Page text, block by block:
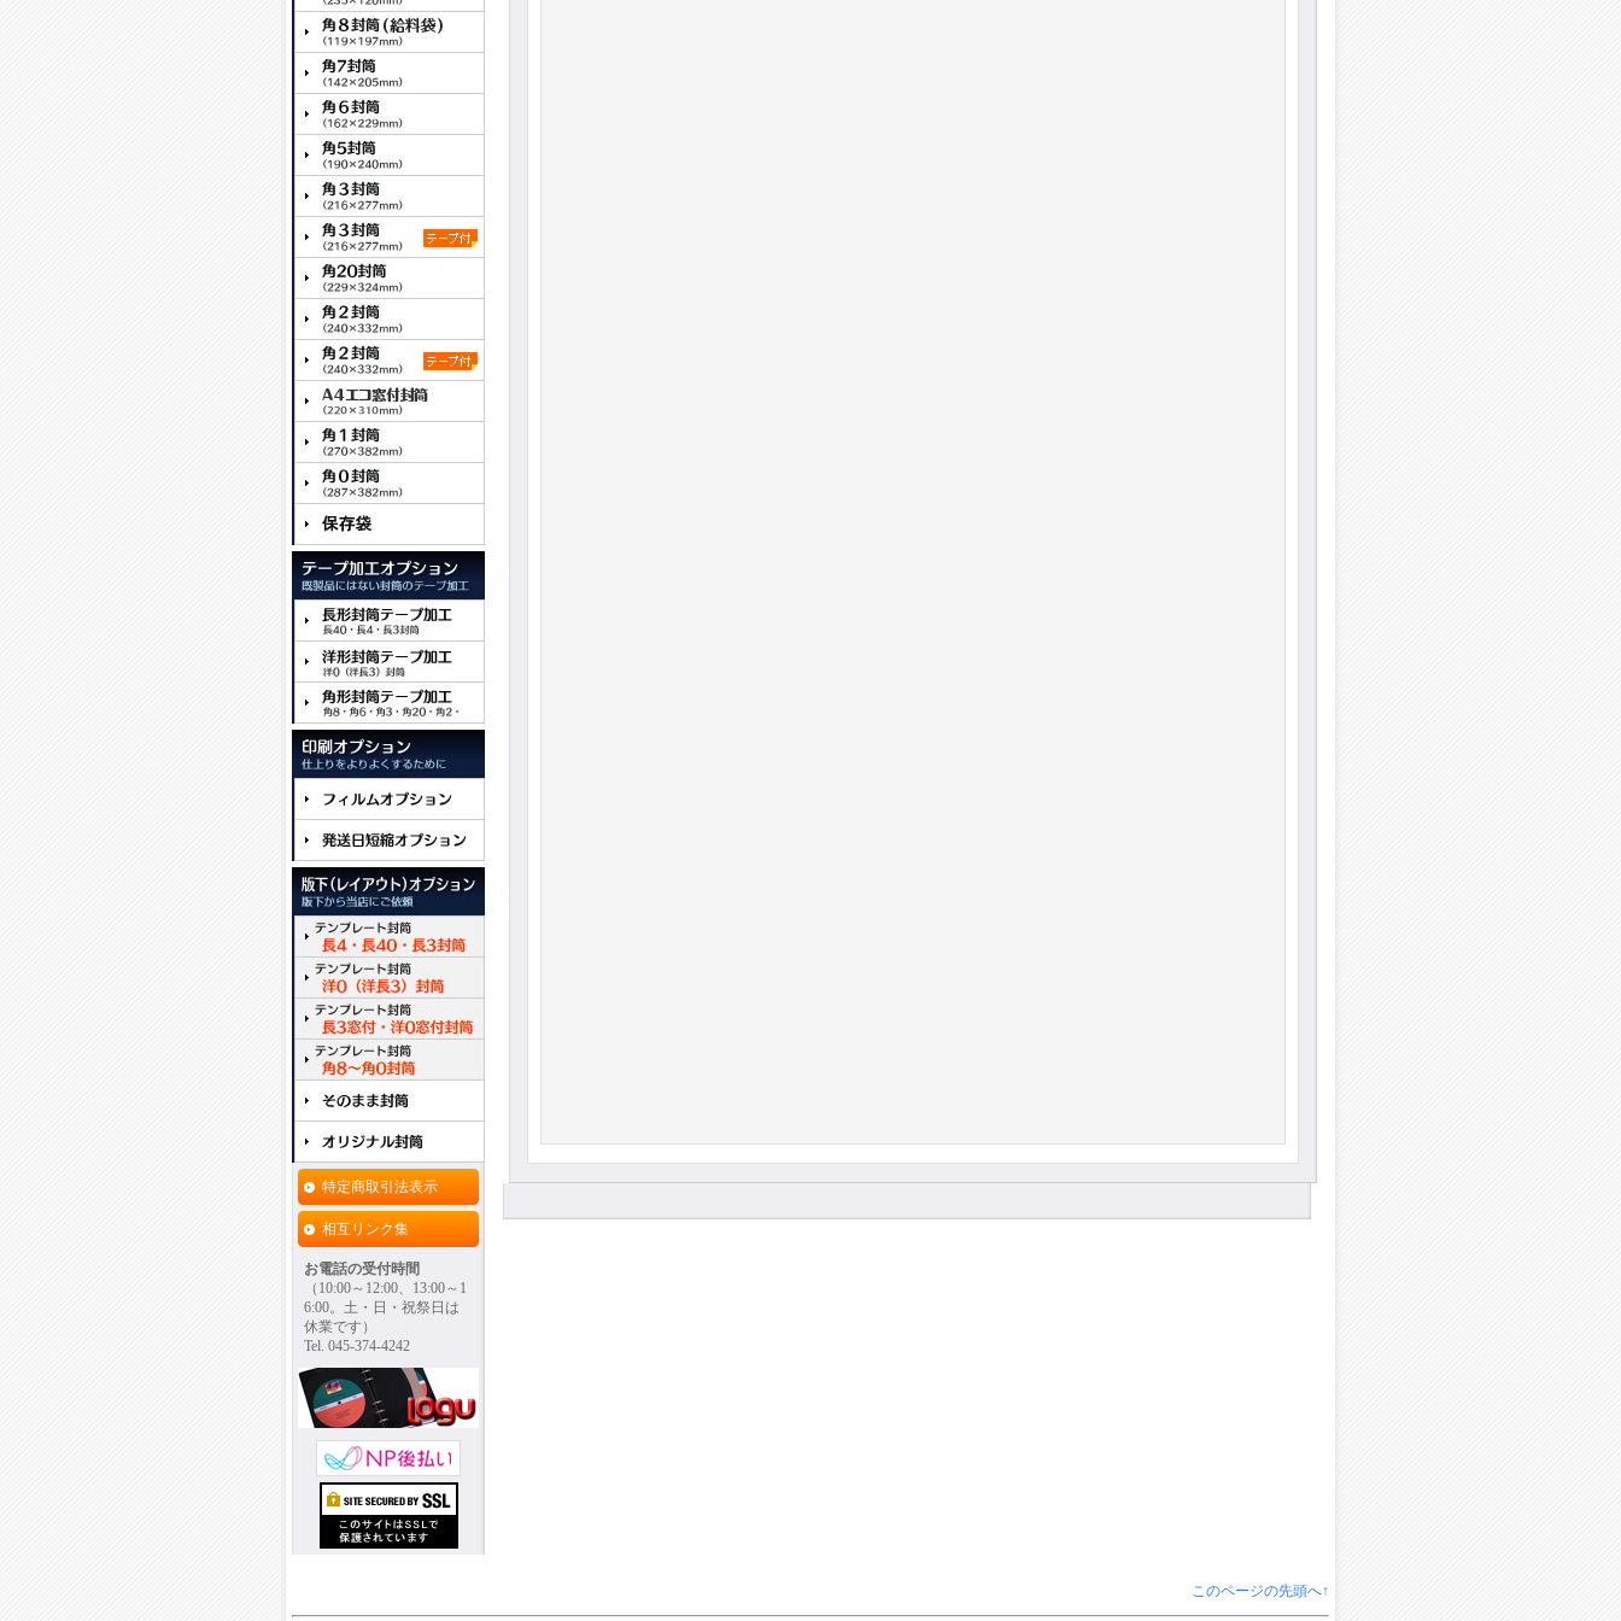
特定商取引法表示
相互リンク集
お電話の受付時間
（10:00～12:00、13:00～1
6:00。土・日・祝祭日は
休業です）
Tel. 045-374-4242
このページの先頭へ↑